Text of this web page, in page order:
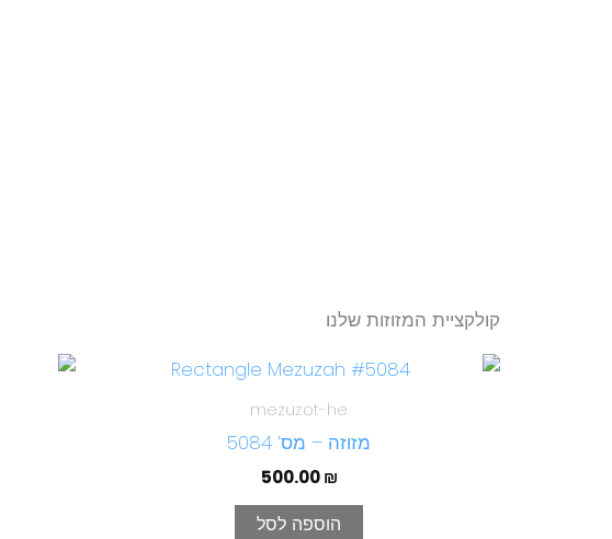
קולקציית המזוזות שלנו
mezuzot-he
מזוזה – מס’ 5084
500.00₪
הוספה לסל